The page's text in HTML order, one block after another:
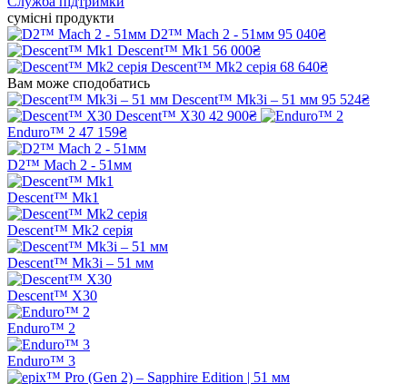
сумісні продукти
D2™ Mach 2 - 51мм 95 040₴
Descent™ Mk1 56 000₴
Descent™ Mk2 серія 68 640₴
Вам може сподобатись
Descent™ Mk3i – 51 мм 95 524₴
Descent™ X30 42 900₴
Enduro™ 2 47 159₴
D2™ Mach 2 - 51мм
Descent™ Mk1
Descent™ Mk2 серія
Descent™ Mk3i – 51 мм
Descent™ X30
Enduro™ 2
Enduro™ 3